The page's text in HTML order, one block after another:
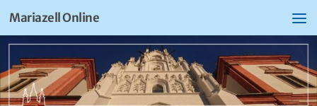
Mariazell Online